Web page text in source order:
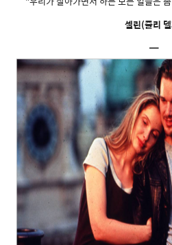
셀린(줄리
━